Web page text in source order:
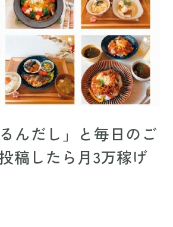
んだし」と毎日のご
稿したら月3万稼げ